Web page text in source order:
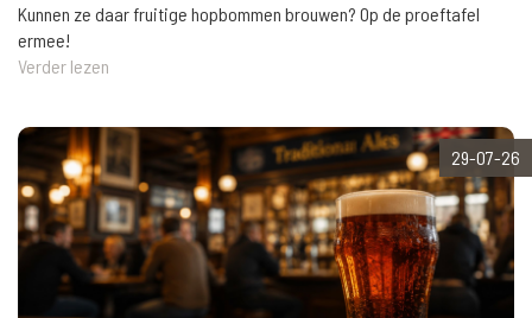
Kunnen ze daar fruitige hopbommen brouwen? Op de proeftafel
ermee!
Verder lezen
29-07-26